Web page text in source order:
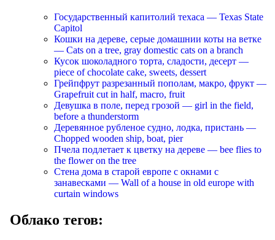
Государственный капитолий техаса — Texas State
Capitol
Кошки на дереве, серые домашнии коты на ветке
— Cats on a tree, gray domestic cats on a branch
Кусок шоколадного торта, сладости, десерт —
piece of chocolate cake, sweets, dessert
Грейпфрут разрезанный пополам, макро, фрукт —
Grapefruit cut in half, macro, fruit
Девушка в поле, перед грозой — girl in the field,
before a thunderstorm
Деревянное рубленое судно, лодка, пристань —
Chopped wooden ship, boat, pier
Пчела подлетает к цветку на дереве — bee flies to
the flower on the tree
Стена дома в старой европе с окнами с
занавесками — Wall of a house in old europe with
curtain windows
Облако тегов: